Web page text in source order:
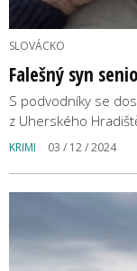
SLOVÁCKO
Falešný syn
S podvodníky se
z Uherského
KRIMI 03 / 12 / 2024